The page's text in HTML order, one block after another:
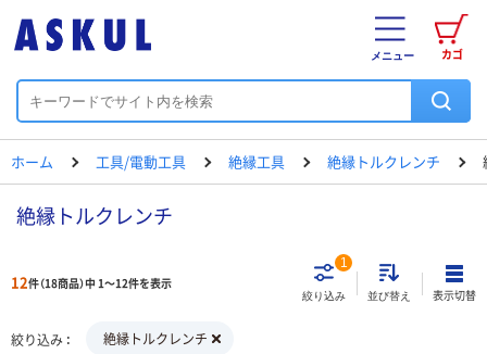
カゴ
メニュー
ホーム 工具/電動工具 絶縁工具 絶縁トルクレンチ
絶縁トルクレンチ
12件（18商品）中 1～12件を表示
絞り込み
1
並び替え 表示切替
絞り込み 絶縁トルクレンチ